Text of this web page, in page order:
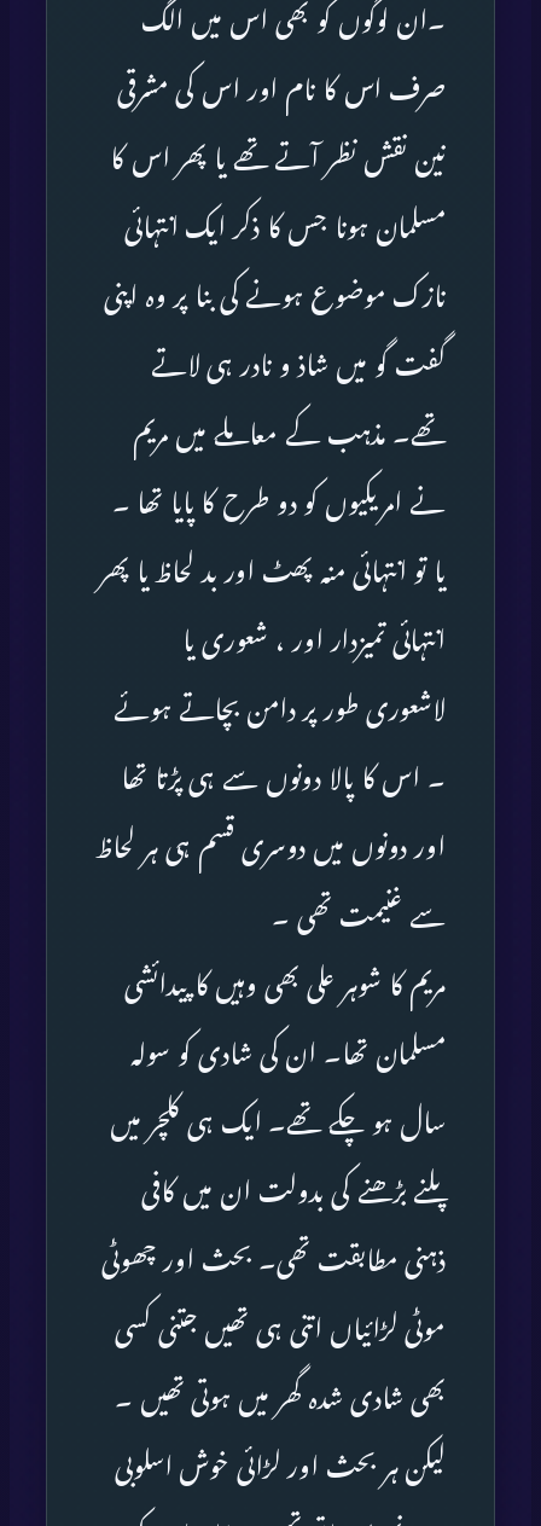
۔ان لوگوں کو بھی اس میں الگ
صرف اس کا نام اور اس کی مشرقی
نین نقش نظر آتے تھے یا پھر اس کا
مسلمان ہونا جس کا ذکر ایک انتہائی
نازک موضوع ہونے کی بنا پر وہ اپنی
گفت گو میں شاذ و نادر ہی لاتے
تھے۔ مذہب کے معاملے میں مریم
نے امریکیوں کو دو طرح کا پایا تھا ۔
یا تو انتہائی منہ پھٹ اور بد لحاظ یا پھر
انتہائی تمیزدار اور ، شعوری یا
لاشعوری طور پر دامن بچاتے ہوئے
۔ اس کا پالا دونوں سے ہی پڑتا تھا
اور دونوں میں دوسری قسم ہی ہر لحاظ
سے غنیمت تھی ۔
مریم کا شوہر علی بھی وہیں کا پیدائشی
مسلمان تھا۔ ان کی شادی کو سولہ
سال ہو چکے تھے۔ ایک ہی کلچر میں
پلنے بڑھنے کی بدولت ان میں کافی
ذہنی مطابقت تھی۔ بحث اور چھوٹی
موٹی لڑائیاں اتنی ہی تھیں جتنی کسی
بھی شادی شدہ گھر میں ہوتی تھیں ۔
لیکن ہر بحث اور لڑائی خوش اسلوبی